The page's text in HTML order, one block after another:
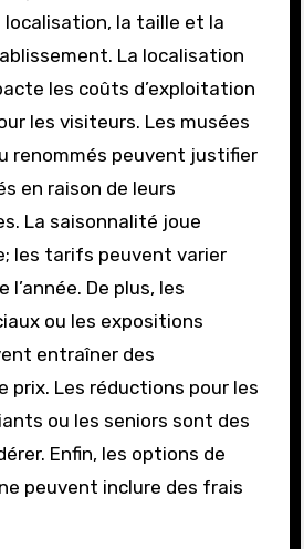
localisation, la taille et la
La localisation
les coûts d’exploitation
les visiteurs. Les musées
renommés peuvent justifier
en raison de leurs
La saisonnalité joue
les tarifs peuvent varier
l’année. De plus, les
ou les expositions
entraîner des
prix. Les réductions pour les
ou les seniors sont des
Enfin, les options de
peuvent inclure des frais